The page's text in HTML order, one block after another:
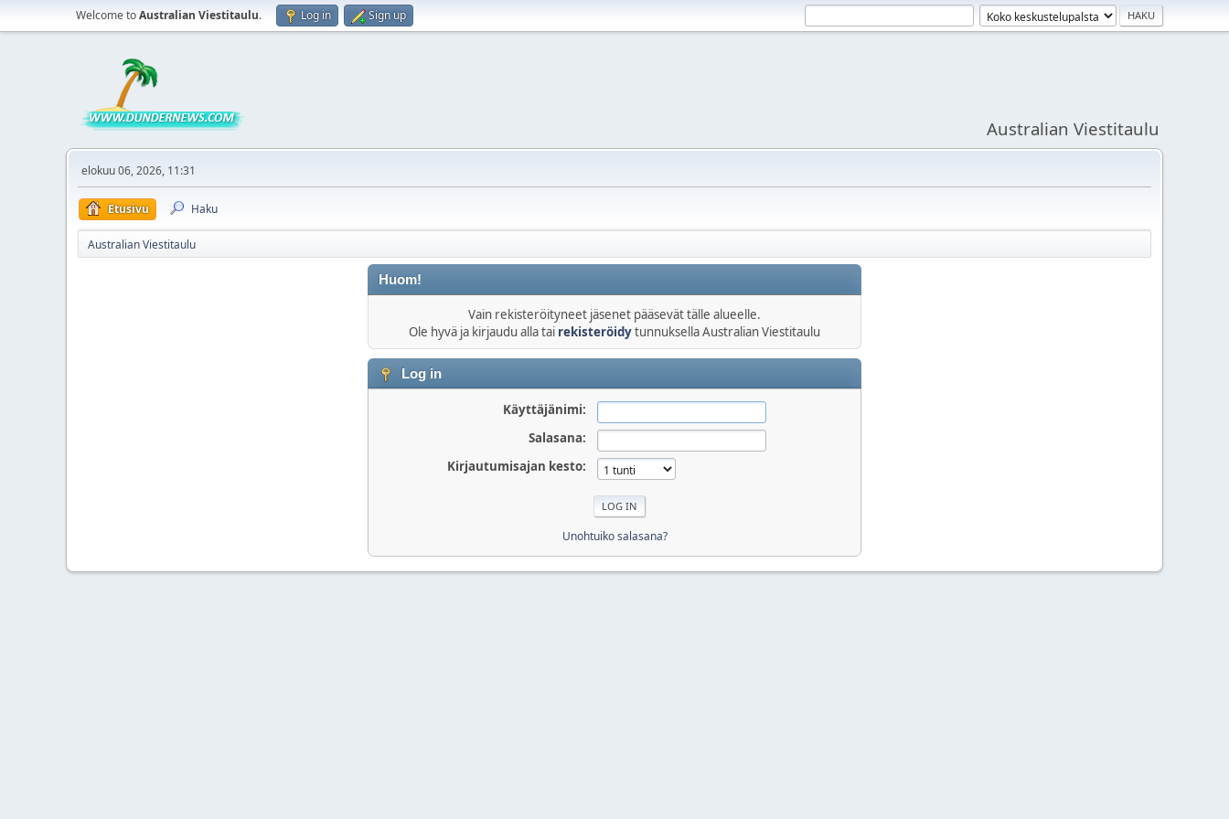
Welcome toAustralian Viestitaulu. Log in Sign up
Australian Viestitaulu
elokuu 06, 2026, 11:31
Etusivu Haku
Australian Viestitaulu
Huom!
Vain rekisteröityneet jäsenet pääsevät tälle alueelle.
Ole hyvä ja kirjaudu alla tai rekisteröidytunnuksella Australian Viestitaulu
Log in
Käyttäjänimi:
Salasana:
Kirjautumisajan kesto:
Unohtuiko salasana?